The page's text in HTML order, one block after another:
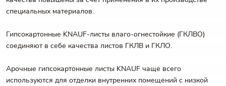
специальных материалов.
Гипсокартонные KNAUF-листы влаго-огнестойкие (ГКЛВО)
соединяют в себе качества листов ГКЛВ и ГКЛО.
Арочные гипсокартонные листы KNAUF чаще всего
используются для отделки внутренних помещений с низкой